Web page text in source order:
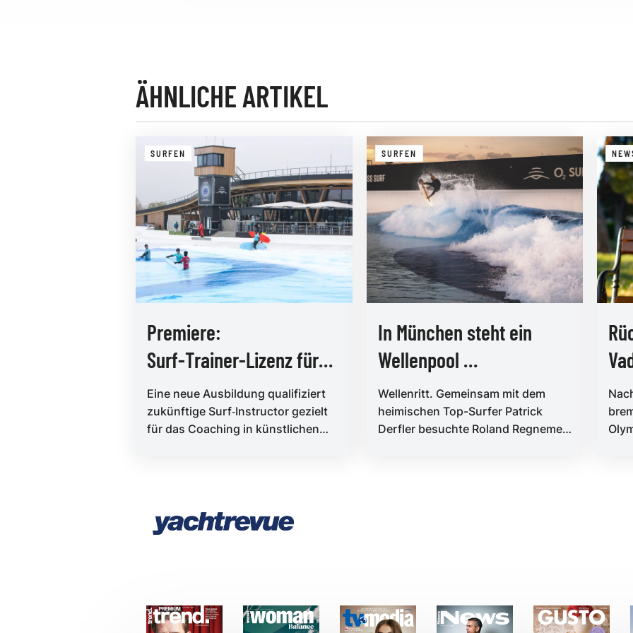
ÄHNLICHE ARTIKEL
SURFEN
Premiere:
Surf‑Trainer‑Lizenz für
Wavepools
Eine neue Ausbildung qualifiziert
zukünftige Surf‑Instructor gezielt
für das Coaching in künstlichen
SURFEN
In München steht ein
Wellenpool …
Wellenritt. Gemeinsam mit dem
heimischen Top-Surfer Patrick
Derfler besuchte Roland Regnemer